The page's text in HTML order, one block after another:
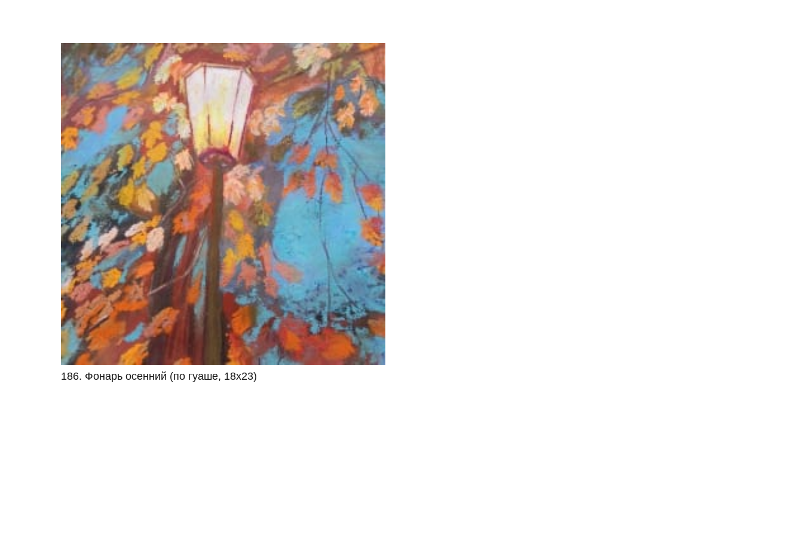
186. Фонарь осенний (по гуаше, 18х23)